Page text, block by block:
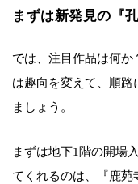
まずは新発見の『
では、注目作品は何
は趣向を変えて、順路
ましょう。
まずは地下1階の開場
てくれるのは、『鹿